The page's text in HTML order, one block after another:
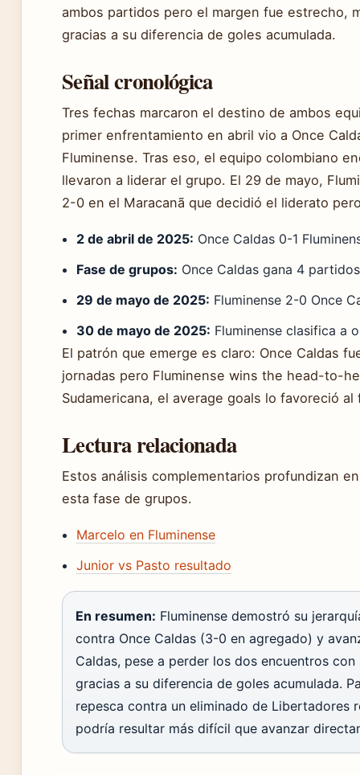
ambos partidos pero el margen fue estrecho,
gracias a su diferencia de goles acumulada.
Señal cronológica
Tres fechas marcaron el destino de ambos
primer enfrentamiento en abril vio a Once
Fluminense. Tras eso, el equipo colombiano
llevaron a liderar el grupo. El 29 de mayo,
2-0 en el Maracanã que decidió el liderato
2 de abril de 2025: Once Caldas 0-1
Fase de grupos: Once Caldas gana 4
29 de mayo de 2025: Fluminense 2-0 Once
30 de mayo de 2025: Fluminense clasifica a
El patrón que emerge es claro: Once Caldas
jornadas pero Fluminense wins the head-to-
Sudamericana, el average goals lo favoreció al
Lectura relacionada
Estos análisis complementarios profundizan
esta fase de grupos.
Marcelo en Fluminense
Junior vs Pasto resultado
En resumen: Fluminense demostró su
contra Once Caldas (3-0 en agregado) y
Caldas, pese a perder los dos encuentros
gracias a su diferencia de goles acumulada.
repesca contra un eliminado de Libertadores
podría resultar más difícil que avanzar